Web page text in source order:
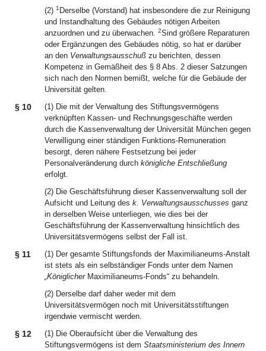
(2) 1 Derselbe (Vorstand) hat insbesondere die zur Reinigung
und Instandhaltung des Gebäudes nötigen Arbeiten
anzuordnen und zu überwachen. 2Sind größere Reparaturen
oder Ergänzungen des Gebäudes nötig, so hat er darüber
an den Verwaltungsausschuß zu berichten, dessen
Kompetenz in Gemäßheit des § 8 Abs. 2 dieser Satzungen
sich nach den Normen bemißt, welche für die Gebäude der
Universität gelten.
§ 10
(1) Die mit der Verwaltung des Stiftungsvermögens
verknüpften Kassen- und Rechnungsgeschäfte werden
durch die Kassenverwaltung der Universität München gegen
Verwilligung einer ständigen Funktions-Remuneration
besorgt, deren nähere Festsetzung bei jeder
Personalveränderung durch königliche Entschließung
erfolgt.
(2) Die Geschäftsführung dieser Kassenverwaltung soll der
Aufsicht und Leitung des k. Verwaltungsausschusses ganz
in derselben Weise unterliegen, wie dies bei der
Geschäftsführung der Kassenverwaltung hinsichtlich des
Universitätsvermögens selbst der Fall ist.
§ 11
(1) Der gesamte Stiftungsfonds der Maximilianeums-Anstalt
ist stets als ein selbständiger Fonds unter dem Namen
„KöniglicherMaximilianeums-Fonds“ zu behandeln.
(2) Derselbe darf daher weder mit dem
Universitätsvermögen noch mit Universitätsstiftungen
irgendwie vermischt werden.
§ 12
(1) Die Oberaufsicht über die Verwaltung des
Stiftungsvermögens ist dem Staatsministerium des Innern